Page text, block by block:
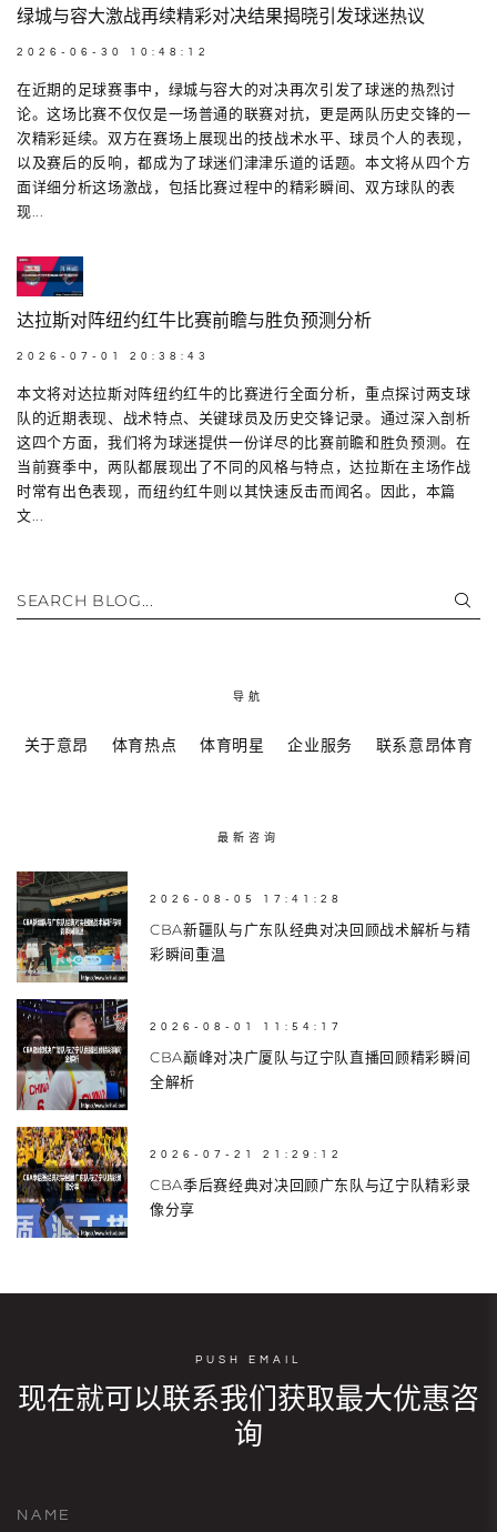
绿城与容大激战再续精彩对决结果揭晓引发球迷热议
2026-06-30 10:48:12
在近期的足球赛事中，绿城与容大的对决再次引发了球迷的热烈讨
论。这场比赛不仅仅是一场普通的联赛对抗，更是两队历史交锋的一
次精彩延续。双方在赛场上展现出的技战术水平、球员个人的表现，
以及赛后的反响，都成为了球迷们津津乐道的话题。本文将从四个方
面详细分析这场激战，包括比赛过程中的精彩瞬间、双方球队的表
现...
达拉斯对阵纽约红牛比赛前瞻与胜负预测分析
2026-07-01 20:38:43
本文将对达拉斯对阵纽约红牛的比赛进行全面分析，重点探讨两支球
队的近期表现、战术特点、关键球员及历史交锋记录。通过深入剖析
这四个方面，我们将为球迷提供一份详尽的比赛前瞻和胜负预测。在
当前赛季中，两队都展现出了不同的风格与特点，达拉斯在主场作战
时常有出色表现，而纽约红牛则以其快速反击而闻名。因此，本篇
文...
SEARCH BLOG...
导航
关于意昂 体育热点 体育明星 企业服务 联系意昂体育
最新咨询
2026-08-05 17:41:28
CBA新疆队与广东队经典对决回顾战术解析与精
彩瞬间重温
2026-08-01 11:54:17
CBA巅峰对决广厦队与辽宁队直播回顾精彩瞬间
全解析
2026-07-21 21:29:12
CBA季后赛经典对决回顾广东队与辽宁队精彩录
像分享
PUSH EMAIL
现在就可以联系我们获取最大优惠咨
询
NAME